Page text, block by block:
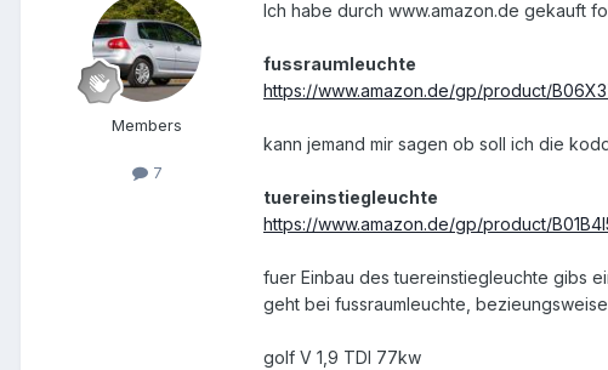
Members
7
Ich habe durch www.amazon.de gekauft
fussraumleuchte
https://www.amazon.de/gp/product/
kann jemand mir sagen ob soll ich die
tuereinstiegleuchte
https://www.amazon.de/gp/product/
fuer Einbau des tuereinstiegleuchte gibs
geht bei fussraumleuchte,
golf V 1,9 TDI 77kw